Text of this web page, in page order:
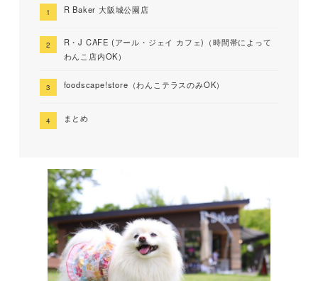
R Baker 大阪城公園店
R・J CAFE (アール・ジェイ カフェ)（時間帯によって
わんこ店内OK）
foodscape!store（わんこテラスのみOK）
まとめ